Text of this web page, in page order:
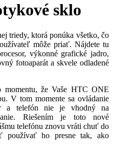
sklo
triedy, ktorá ponúka všetko, čo
môže priať. Nájdete tu
výkonné grafické jadro,
fotoaparát a skvele odladené
že Vaše HTC ONE
V tom momente sa ovládanie
telefón nie je vhodný na
Riešením je toto nové
telefónu znovu vráti chuť do
používať ho presne tak, ako